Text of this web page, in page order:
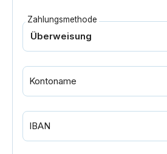
Zahlungsmethode
Kontoname
IBAN